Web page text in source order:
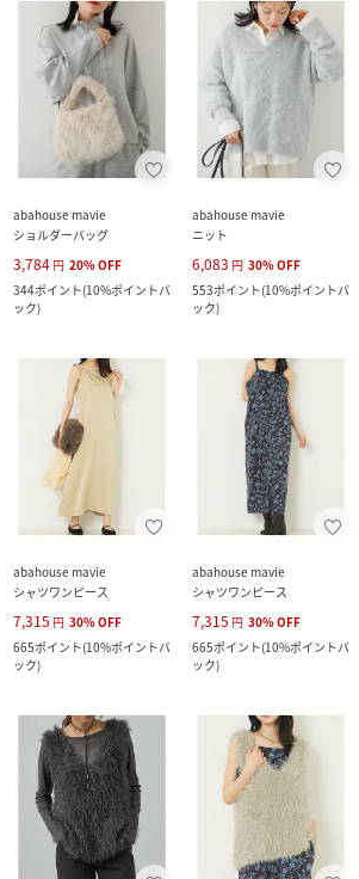
abahouse mavie
ショルダーバッグ
3,784 円 20%OFF
344ポイント(10%ポイントバ
ック)
abahouse mavie
ニット
6,083 円 30%OFF
553ポイント(10%ポイントバ
ック)
abahouse mavie
シャツワンピース
7,315 円 30%OFF
665ポイント(10%ポイントバ
ック)
abahouse mavie
シャツワンピース
7,315 円 30%OFF
665ポイント(10%ポイントバ
ック)